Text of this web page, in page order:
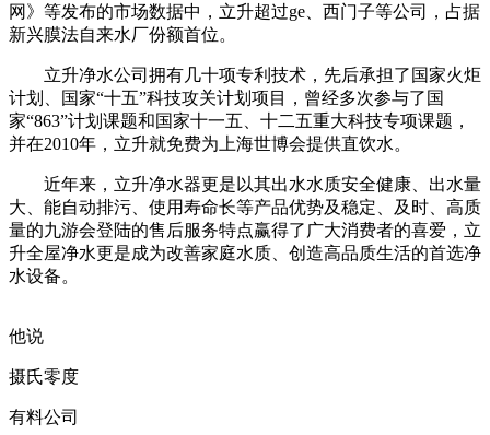
网》等发布的市场数据中，立升超过ge、西门子等公司，占据
新兴膜法自来水厂份额首位。
立升净水公司拥有几十项专利技术，先后承担了国家火炬
计划、国家“十五”科技攻关计划项目，曾经多次参与了国
家“863”计划课题和国家十一五、十二五重大科技专项课题，
并在2010年，立升就免费为上海世博会提供直饮水。
近年来，立升净水器更是以其出水水质安全健康、出水量
大、能自动排污、使用寿命长等产品优势及稳定、及时、高质
量的九游会登陆的售后服务特点赢得了广大消费者的喜爱，立
升全屋净水更是成为改善家庭水质、创造高品质生活的首选净
水设备。
他说
摄氏零度
有料公司